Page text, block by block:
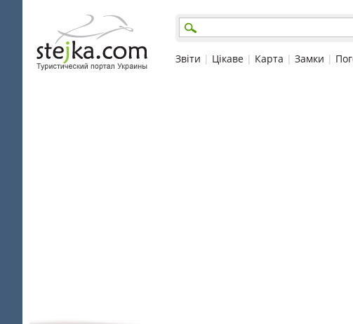
Звіти | Цікаве | Карта | Замки |